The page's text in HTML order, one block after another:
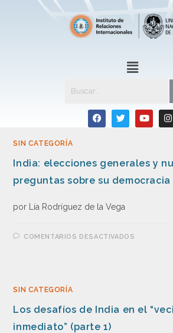
SIN CATEGORÍA
India: elecciones generales y
preguntas sobre su democracia
por Lía Rodríguez de la Vega
COMENTARIOS DESACTIVADOS
SIN CATEGORÍA
Los desafíos de India en el
inmediato” (parte 1)